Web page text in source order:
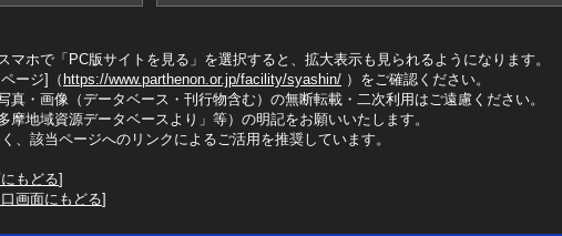
ホで「PC版サイトを見る」を選択すると、拡大表示も見られるようになります。
ージ]（ https://www.parthenon.or.jp/facility/syashin/ ）をご確認ください。
・画像（データベース・刊行物含む）の無断転載・二次利用はご遠慮ください。
地域資源データベースより」等）の明記をお願いいたします。
該当ページへのリンクによるご活用を推奨しています。
もどる]
画面にもどる]